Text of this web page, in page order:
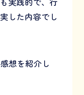
した内容でし
想を紹介し